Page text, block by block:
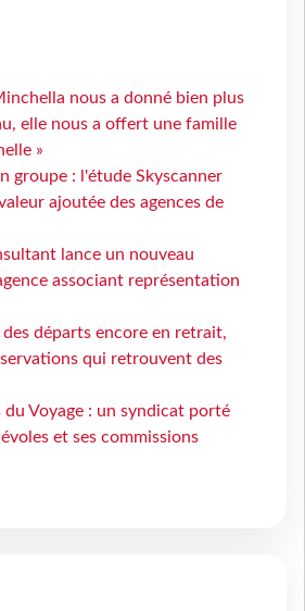
nous a donné bien plus
elle nous a offert une famille
»
groupe : l'étude Skyscanner
ajoutée des agences de
lance un nouveau
associant représentation
des départs encore en retrait,
qui retrouvent des
du Voyage : un syndicat porté
et ses commissions